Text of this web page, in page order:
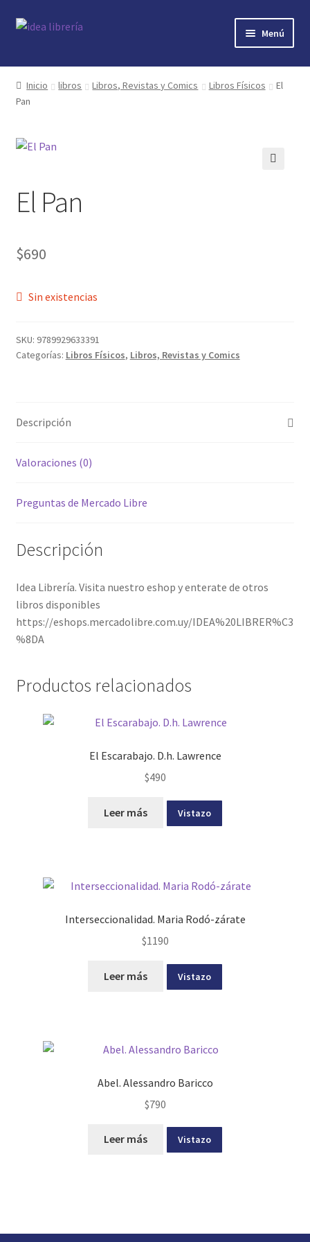
Ir
Ir
Menú
Inicio
contacto
libros
nosotros
novedades
Inicio libros Libros, Revistas y Comics Libros Físicos
El
Pan
El Pan
$690
Sin existencias
SKU: 9789929633391
Categorías: Libros Físicos, Libros, Revistas y Comics
Descripción
Valoraciones (0)
Preguntas de Mercado Libre
Descripción
Idea Librería. Visita nuestro eshop y enterate de otros
libros disponibles
https://eshops.mercadolibre.com.uy/IDEA%20LIBRER%C3
%8DA
Productos relacionados
El Escarabajo. D.h. Lawrence
$490
Leer más Vistazo
Interseccionalidad. Maria Rodó-zárate
$1190
Leer más Vistazo
Abel. Alessandro Baricco
$790
Leer más Vistazo